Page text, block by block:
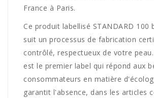
France à Paris.
Ce produit labellisé STANDARD 100
suit un processus de fabrication
contrôlé, respectueux de votre
est le premier label qui répond aux
consommateurs en matière
garantit l'absence, dans les articles